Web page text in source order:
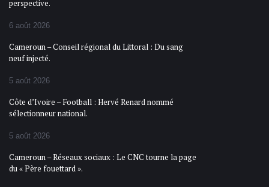
perspective.
6 août 2026
Cameroun – Conseil régional du Littoral : Du sang
neuf injecté.
5 août 2026
Côte d’Ivoire – Football : Hervé Renard nommé
sélectionneur national.
5 août 2026
Cameroun – Réseaux sociaux : Le CNC tourne la page
du « Père fouettard ».